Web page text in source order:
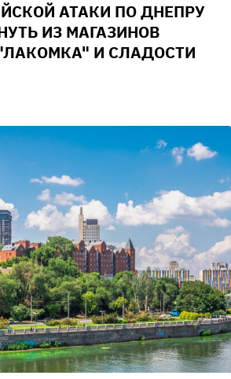
АТАКИ ПО ДНЕПРУ
ИЗ МАГАЗИНОВ
И СЛАДОСТИ